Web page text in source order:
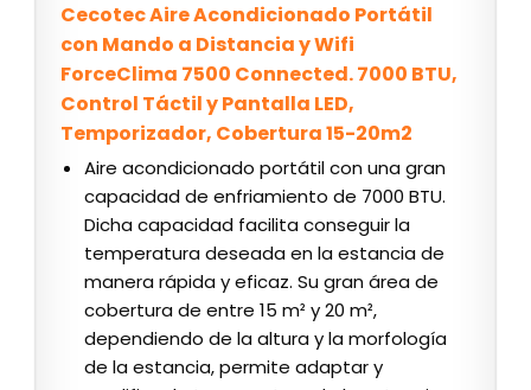
Cecotec Aire Acondicionado Portátil
con Mando a Distancia y Wifi
ForceClima 7500 Connected. 7000 BTU,
Control Táctil y Pantalla LED,
Temporizador, Cobertura 15-20m2
Aire acondicionado portátil con una gran
capacidad de enfriamiento de 7000 BTU.
Dicha capacidad facilita conseguir la
temperatura deseada en la estancia de
manera rápida y eficaz. Su gran área de
cobertura de entre 15 m² y 20 m²,
dependiendo de la altura y la morfología
de la estancia, permite adaptar y